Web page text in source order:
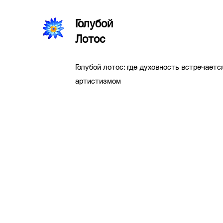
Голубой
Лотос
Голубой лотос: где духовность
артистизмом